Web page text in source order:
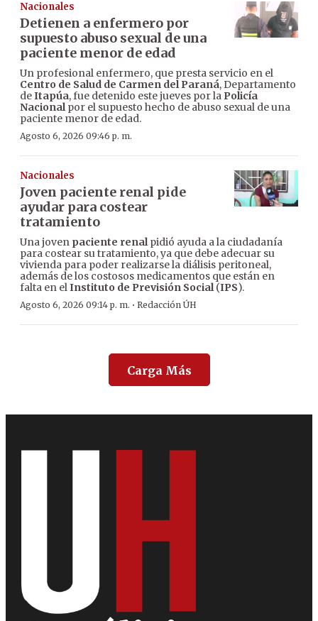
Nacionales
Detienen a enfermero por
supuesto abuso sexual de una
paciente menor de edad
Un profesional enfermero, que presta servicio en el
Centro de Salud de Carmen del Paraná, Departamento
deItapúa, fue detenido este jueves por la Policía
Nacionalpor el supuesto hecho de abuso sexual de una
paciente menor de edad.
Agosto 6, 2026 09:46 p. m.
Nacionales
Joven paciente renal pide
ayudar para costear
tratamiento
Una joven paciente renalpidió ayuda a la ciudadanía
para costear su tratamiento, ya que debe adecuar su
vivienda para poder realizarse la diálisis peritoneal,
además de los costosos medicamentos que están en
falta en elInstituto de Previsión Social(IPS).
Agosto 6, 2026 09:14 p. m. · Redacción ÚH
Carga Más